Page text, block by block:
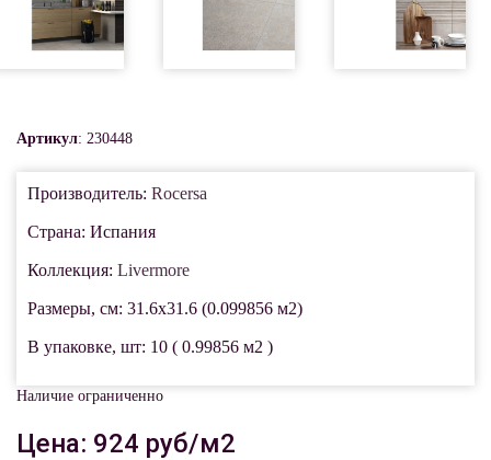
Артикул: 230448
Производитель: Rocersa
Страна: Испания
Коллекция: Livermore
Размеры, см: 31.6x31.6 (0.099856 м2)
В упаковке, шт: 10 ( 0.99856 м2 )
Наличие ограниченно
Цена: 924 руб/м2